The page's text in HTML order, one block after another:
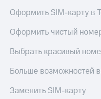
Оформить SIM-карту в
Оформить чистый
Выбрать красивый
Больше возможностей
Заменить SIM-карту